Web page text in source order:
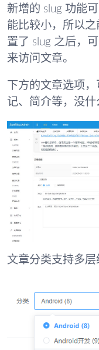
新增的 slug 功能
能比较小，所以
置了 slug 之后，
来访问文章。
下方的文章选项
记、简介等，没什
文章分类支持多层